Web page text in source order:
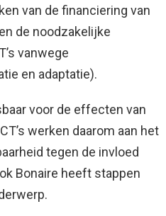
van de financiering van
de noodzakelijke
vanwege
en adaptatie).
voor de effecten van
werken daarom aan het
tegen de invloed
Bonaire heeft stappen